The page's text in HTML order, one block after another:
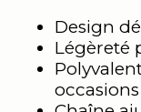
Design
Légèreté
occasions